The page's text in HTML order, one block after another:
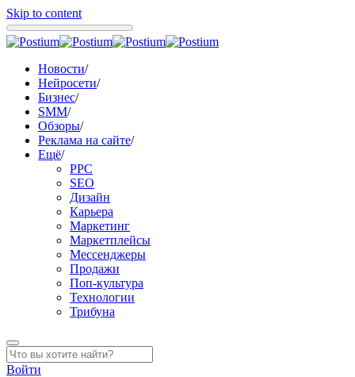
Skip to content
Новости/
Нейросети/
Бизнес/
SMM/
Обзоры/
Реклама на сайте/
Ещё/
PPC
SEO
Дизайн
Карьера
Маркетинг
Маркетплейсы
Мессенджеры
Продажи
Поп-культура
Технологии
Трибуна
Войти